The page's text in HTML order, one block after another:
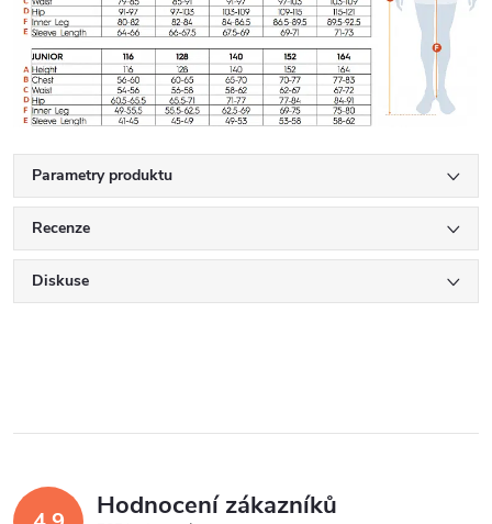
Parametry produktu
Recenze
Diskuse
Hodnocení zákazníků